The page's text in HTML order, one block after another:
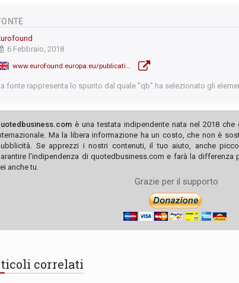
6 Febbraio, 2018
fonte rappresenta lo spunto dal quale "qb" ha selezionato gli
è una testata indipendente nata nel 2018
Ma la libera informazione ha un costo, che non è
Se apprezzi i nostri contenuti, il tuo aiuto, anche
l'indipendenza di quotedbusiness.com e farà la differenza
anche tu.
Grazie per il supporto
correlati